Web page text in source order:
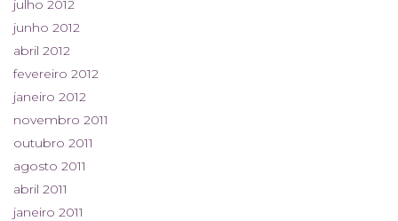
julho 2012
junho 2012
abril 2012
fevereiro 2012
janeiro 2012
novembro 2011
outubro 2011
agosto 2011
abril 2011
janeiro 2011